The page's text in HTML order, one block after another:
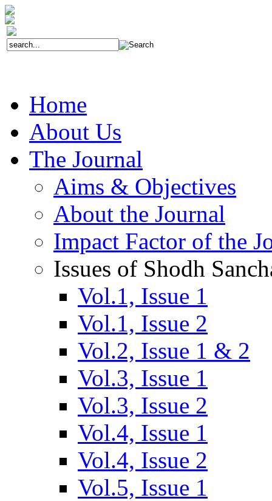
Home
About Us
The Journal
Aims & Objectives
About the Journal
Impact Factor of the
Issues of Shodh
Vol.1, Issue 1
Vol.1, Issue 2
Vol.2, Issue 1 & 2
Vol.3, Issue 1
Vol.3, Issue 2
Vol.4, Issue 1
Vol.4, Issue 2
Vol.5, Issue 1